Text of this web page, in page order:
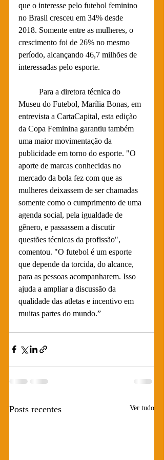
que o interesse pelo futebol feminino
no Brasil cresceu em 34% desde
2018. Somente entre as mulheres, o
crescimento foi de 26% no mesmo
período, alcançando 46,7 milhões de
interessadas pelo esporte.
Museu do Futebol, Marília Bonas, em
entrevista a CartaCapital, esta edição
da Copa Feminina garantiu também
uma maior movimentação da
publicidade em torno do esporte. "O
aporte de marcas conhecidas no
mercado da bola fez com que as
mulheres deixassem de ser chamadas
somente como o cumprimento de uma
agenda social, pela igualdade de
gênero, e passassem a discutir
questões técnicas da profissão",
comentou. "O futebol é um esporte
que depende da torcida, do alcance,
para as pessoas acompanharem. Isso
ajuda a ampliar a discussão da
qualidade das atletas e incentivo em
muitas partes do mundo.”
Posts recentes Ver tudo